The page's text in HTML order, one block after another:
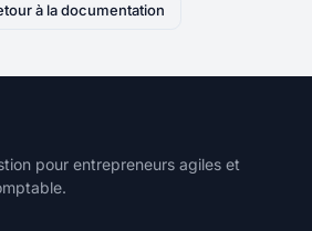
à la documentation
pour entrepreneurs agiles et